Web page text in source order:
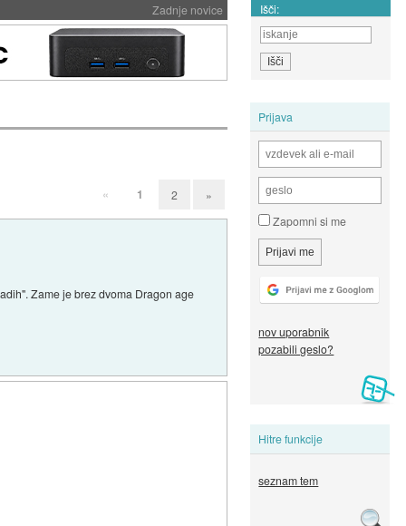
Zadnje novice Išči:
Prijava
Zapomni si me
nov uporabnik
pozabili geslo?
Hitre funkcije
seznam tem
« 1 2 »
Zame je brez dvoma Dragon age